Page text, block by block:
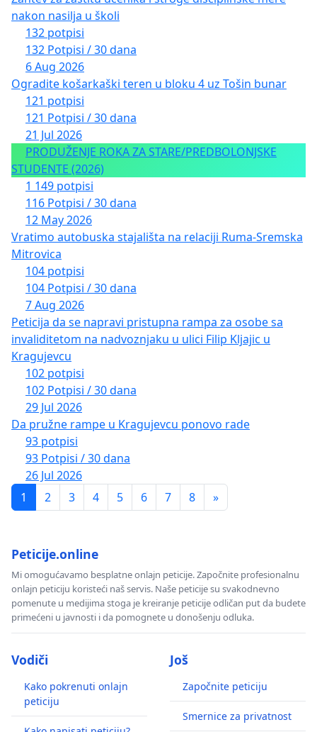
nakon nasilja u školi
132 potpisi
132 Potpisi / 30 dana
6 Aug 2026
Ogradite košarkaški teren u bloku 4 uz Tošin bunar
121 potpisi
121 Potpisi / 30 dana
21 Jul 2026
PRODUŽENJE ROKA ZA STARE/PREDBOLONJSKE
STUDENTE (2026)
1 149 potpisi
116 Potpisi / 30 dana
12 May 2026
Vratimo autobuska stajališta na relaciji Ruma-Sremska
Mitrovica
104 potpisi
104 Potpisi / 30 dana
7 Aug 2026
Peticija da se napravi pristupna rampa za osobe sa
invaliditetom na nadvoznjaku u ulici Filip Kljajic u
Kragujevcu
102 potpisi
102 Potpisi / 30 dana
29 Jul 2026
Da pružne rampe u Kragujevcu ponovo rade
93 potpisi
93 Potpisi / 30 dana
26 Jul 2026
1
2 3 4 5 6 7 8 »
Peticije.online
Mi omogućavamo besplatne onlajn peticije. Započnite profesionalnu
onlajn peticiju koristeći naš servis. Naše peticije su svakodnevno
pomenute u medijima stoga je kreiranje peticije odličan put da budete
primećeni u javnosti i da pomognete u donošenju odluka.
Vodiči
Kako pokrenuti onlajn
peticiju
Još
Započnite peticiju
Smernice za privatnost